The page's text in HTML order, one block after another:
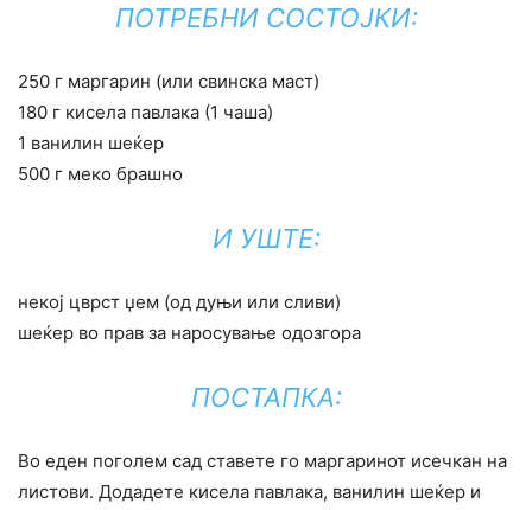
ПОТРЕБНИ СОСТОЈКИ:
250 г маргарин (или свинска маст)
180 г кисела павлака (1 чаша)
1 ванилин шеќер
500 г меко брашно
И УШТЕ:
некој цврст џем (од дуњи или сливи)
шеќер во прав за наросување одозгора
ПОСТАПКА:
Во еден поголем сад ставете го маргаринот исечкан на
листови. Додадете кисела павлака, ванилин шеќер и